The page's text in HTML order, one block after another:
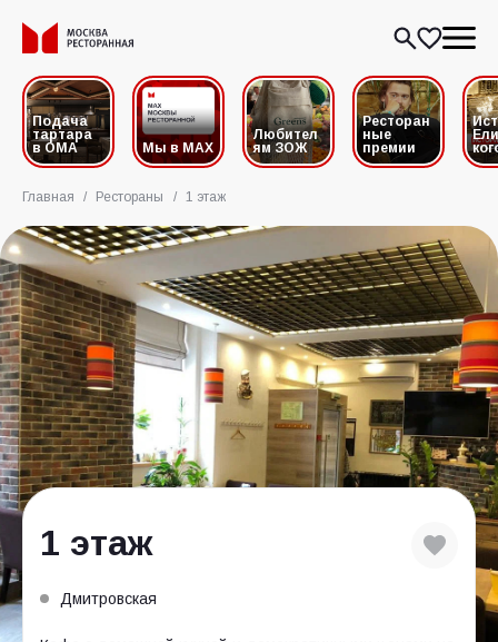
Подача
тартара
в ОМА
Мы в MAX
Любител
ям ЗОЖ
Ресторан
ные
премии
Главная / Рестораны / 1 этаж
1 этаж
Дмитровская